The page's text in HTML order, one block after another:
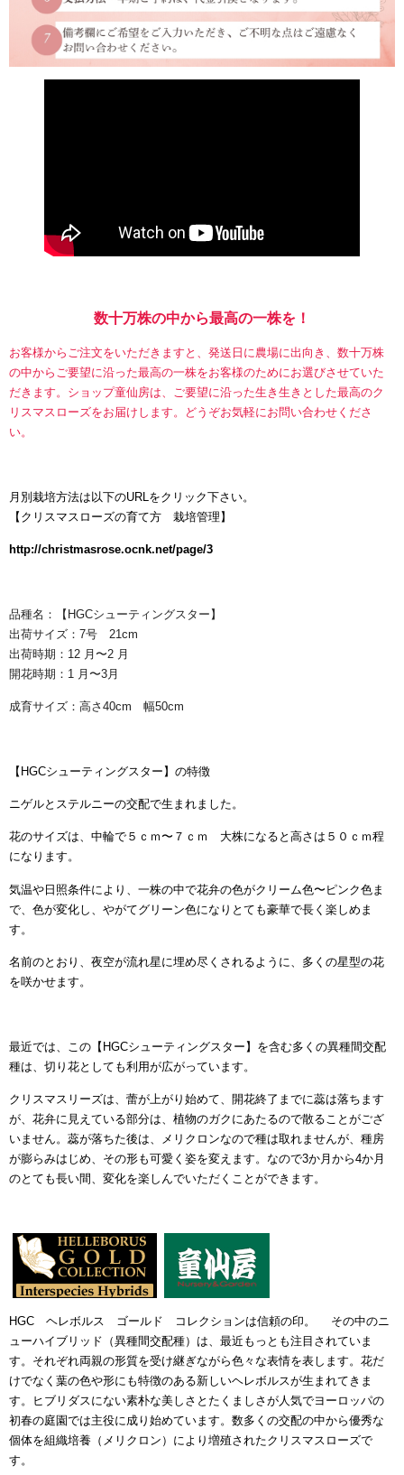
数十万株の中から最高の一株を！
お客様からご注文をいただきますと、発送日に農場に出向き、数十万株
の中からご要望に沿った最高の一株をお客様のためにお選びさせていた
だきます。ショップ童仙房は、ご要望に沿った生き生きとした最高のク
リスマスローズをお届けします。どうぞお気軽にお問い合わせくださ
い。
月別栽培方法は以下のURLをクリック下さい。
【 クリスマスローズの育て方 栽培管理】
http://christmasrose.ocnk.net/page/3
品種名：【HGCシューティングスター】
出荷サイズ：7号 21cm
出荷時期：12 月〜2 月
開花時期：1 月〜3月
成育サイズ：高さ40cm 幅50cm
【HGCシューティングスター】の特徴
ニゲルとステルニーの交配で生まれました。
花のサイズは、中輪で５ｃｍ〜７ｃｍ 大株になると高さは５０ｃｍ程
になります。
気温や日照条件により、一株の中で花弁の色がクリーム色〜ピンク色ま
で、色が変化し、やがてグリーン色になりとても豪華で長く楽しめま
す。
名前のとおり、夜空が流れ星に埋め尽くされるように、多くの星型の花
を咲かせます。
最近では、この【HGCシューティングスター】を含む多くの異種間交配
種は、切り花としても利用が広がっています。
クリスマスリーズは、蕾が上がり始めて、開花終了までに蕊は落ちます
が、花弁に見えている部分は、植物のガクにあたるので散ることがござ
いません。蕊が落ちた後は、メリクロンなので種は取れませんが、種房
が膨らみはじめ、その形も可愛く姿を変えます。なので3か月から4か月
のとても長い間、変化を楽しんでいただくことができます。
HGC ヘレボルス ゴールド コレクションは信頼の印。 その中のニ
ューハイブリッド（異種間交配種）は、最近もっとも注目されていま
す。それぞれ両親の形質を受け継ぎながら色々な表情を表します。花だ
けでなく葉の色や形にも特徴のある新しいヘレボルスが生まれてきま
す。ヒブリダスにない素朴な美しさとたくましさが人気でヨーロッパの
初春の庭園では主役に成り始めています。数多くの交配の中から優秀な
個体を組織培養（メリクロン）により増殖されたクリスマスローズで
す。